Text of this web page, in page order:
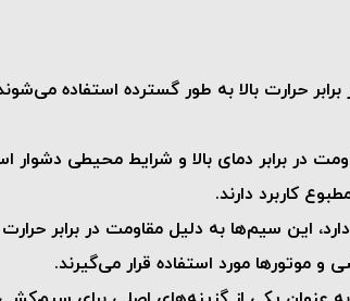
حرارت بالا به طور گسترده استفاده
در برابر دمای بالا و شرایط محیطی دشوار
کاربرد دارند.
این سیم‌ها به دلیل مقاومت در برابر
مورد استفاده قرار می‌گیرند.